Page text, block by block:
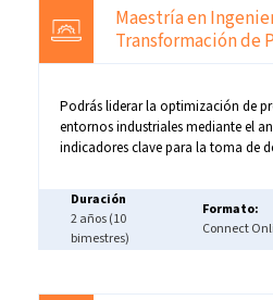
Maestría en
Transformación de
Podrás liderar la optimización de
entornos industriales mediante el
indicadores clave para la toma de
Duración
2 años (10
bimestres)
Formato:
Connect